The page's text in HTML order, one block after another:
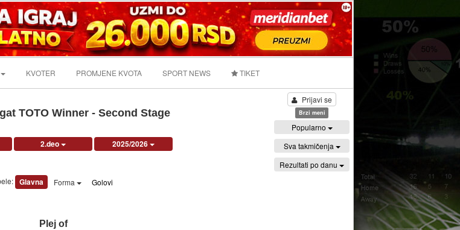
KVOTER PROMJENE KVOTA SPORT NEWS TIKET
TOTO Winner - Second Stage
2.deo 2025/2026
Glavna Forma Golovi
Plej of
Prijavi se
Brzi meni
Popularno
Sva takmičenja
Rezultati po danu